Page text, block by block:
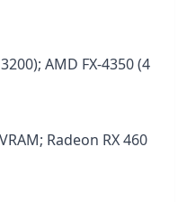
AMD FX-4350 (4
Radeon RX 460